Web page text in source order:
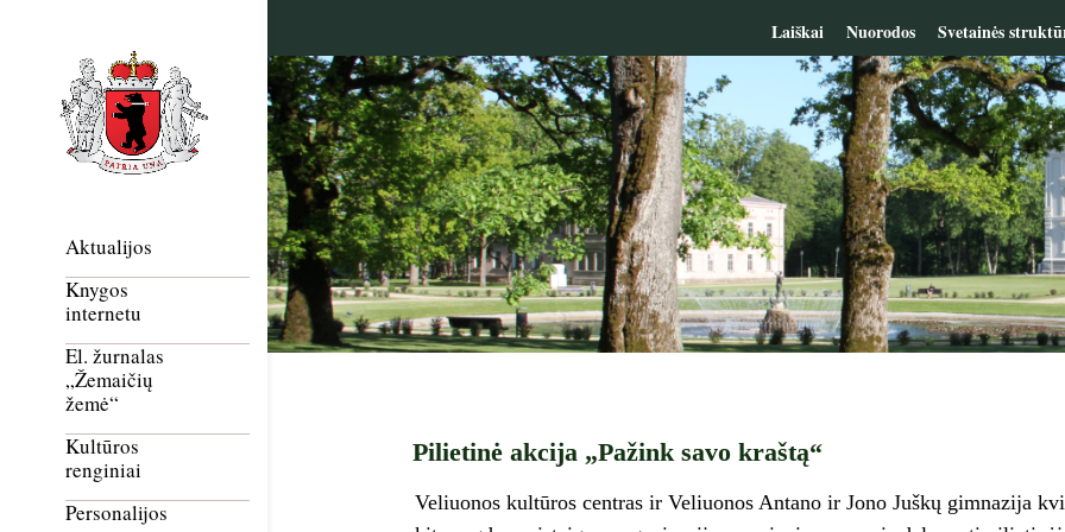
Laiškai Nuorodos Svetainės
Aktualijos
Knygos
internetu
El. žurnalas
„Žemaičių
žemė“
Kultūros
renginiai
Personalijos
Pilietinė akcija „Pažink savo kraštą“
Veliuonos kultūros centras ir Veliuonos Antano ir Jono Juškų gimnazija